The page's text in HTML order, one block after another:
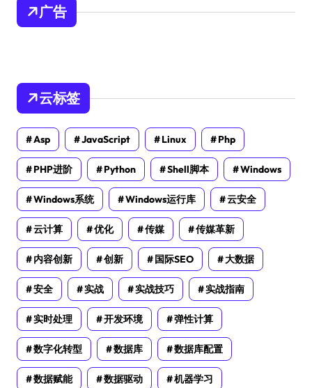
广告
云标签
Asp JavaScript Linux Php
PHP进阶 Python Shell脚本 Windows
Windows系统 Windows运行库 云安全
云计算 优化 传媒 传媒革新
内容创新 创新 国际SEO 大数据
安全 实战 实战技巧 实战指南
实时处理 开发环境 弹性计算
数字化转型 数据库 数据库配置
数据赋能 数据驱动 机器学习